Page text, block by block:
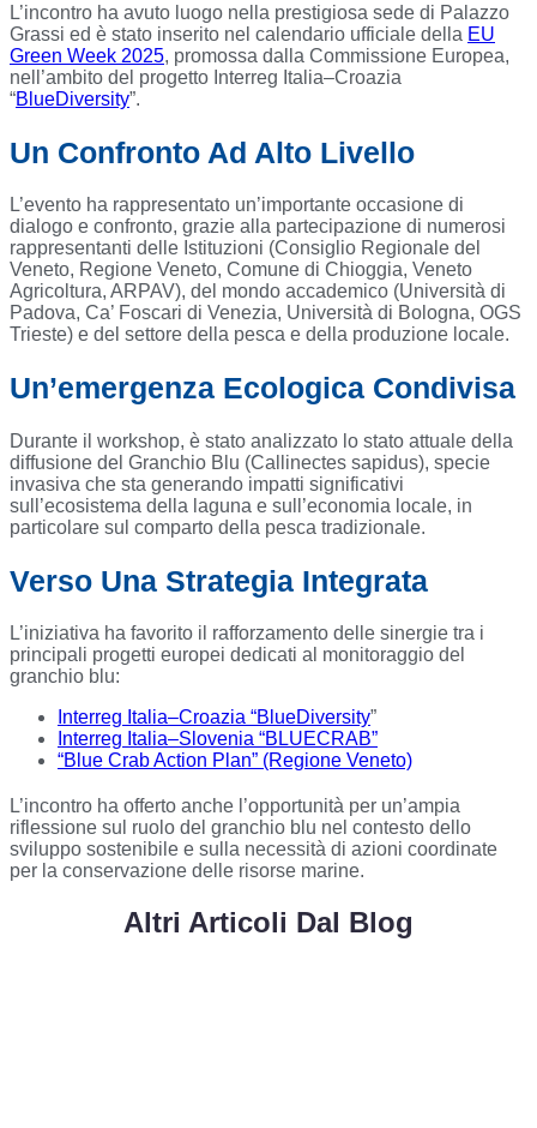
L’incontro ha avuto luogo nella prestigiosa sede di Palazzo
Grassi ed è stato inserito nel calendario ufficiale della EU
Green Week 2025, promossa dalla Commissione Europea,
nell’ambito del progetto Interreg Italia–Croazia
“BlueDiversity”.
Un Confronto Ad Alto Livello
L’evento ha rappresentato un’importante occasione di
dialogo e confronto, grazie alla partecipazione di numerosi
rappresentanti delle Istituzioni (Consiglio Regionale del
Veneto, Regione Veneto, Comune di Chioggia, Veneto
Agricoltura, ARPAV), del mondo accademico (Università di
Padova, Ca’ Foscari di Venezia, Università di Bologna, OGS
Trieste) e del settore della pesca e della produzione locale.
Un’emergenza Ecologica Condivisa
Durante il workshop, è stato analizzato lo stato attuale della
diffusione del Granchio Blu (Callinectes sapidus), specie
invasiva che sta generando impatti significativi
sull’ecosistema della laguna e sull’economia locale, in
particolare sul comparto della pesca tradizionale.
Verso Una Strategia Integrata
L’iniziativa ha favorito il rafforzamento delle sinergie tra i
principali progetti europei dedicati al monitoraggio del
granchio blu:
Interreg Italia–Croazia “BlueDiversity”
Interreg Italia–Slovenia “BLUECRAB”
“Blue Crab Action Plan” (Regione Veneto)
L’incontro ha offerto anche l’opportunità per un’ampia
riflessione sul ruolo del granchio blu nel contesto dello
sviluppo sostenibile e sulla necessità di azioni coordinate
per la conservazione delle risorse marine.
Altri Articoli Dal Blog